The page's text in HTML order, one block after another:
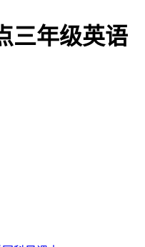
三年级英语